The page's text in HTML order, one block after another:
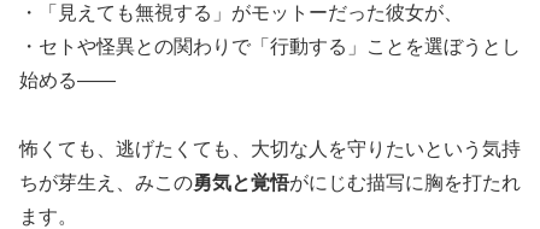
・「見えても無視する」がモットーだった彼女が、
・セトや怪異との関わりで「行動する」ことを選ぼうとし
始める――
怖くても、逃げたくても、大切な人を守りたいという気持
ちが芽生え、みこの勇気と覚悟がにじむ描写に胸を打たれ
ます。